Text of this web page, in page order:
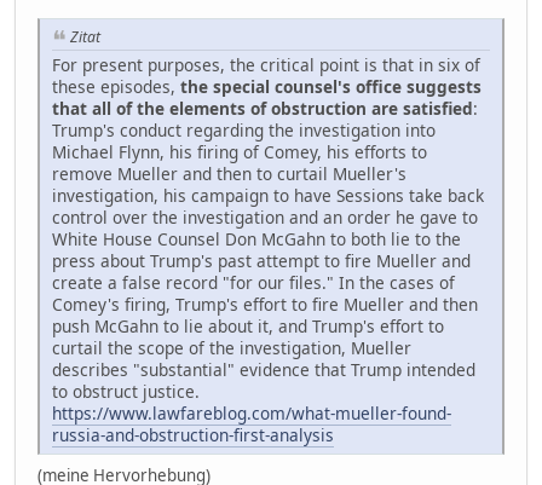
Zitat
For present purposes, the critical point is that in six of
these episodes, the special counsel's office suggests
that all of the elements of obstruction are satisfied:
Trump's conduct regarding the investigation into
Michael Flynn, his firing of Comey, his efforts to
remove Mueller and then to curtail Mueller's
investigation, his campaign to have Sessions take back
control over the investigation and an order he gave to
White House Counsel Don McGahn to both lie to the
press about Trump's past attempt to fire Mueller and
create a false record "for our files." In the cases of
Comey's firing, Trump's effort to fire Mueller and then
push McGahn to lie about it, and Trump's effort to
curtail the scope of the investigation, Mueller
describes "substantial" evidence that Trump intended
to obstruct justice.
https://www.lawfareblog.com/what-mueller-found-
russia-and-obstruction-first-analysis
(meine Hervorhebung)